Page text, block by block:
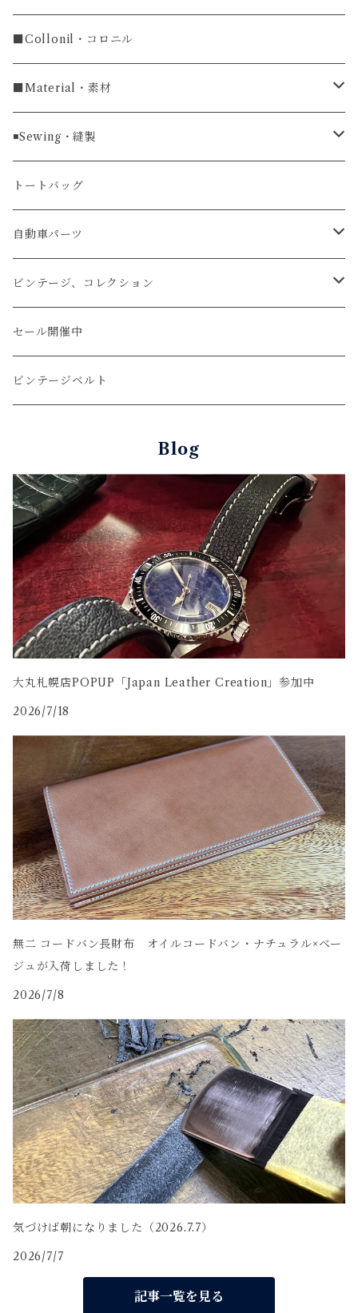
ラグ幅20mm
ラグ幅22mm
ラグ幅24mm
ラウンドファスナー長財布
小銭入れ
キーケース
時計ベルト
マネークリップ
腕時計
カードケース
マウスパッド
コインケース
キーホルダー
キーケース
コインケース
キーホルダー
ライターケース
レザーウォッチ
文字盤Mサイズ（φ33mm）
文字盤Sサイズ（φ26mm）
レザーウォレット
ロング
ショート
タバコケース
カードケース
ウォレットロープ
■Collonil・コロニル
■Material・素材
クロコダイル
パイソン
リザード
エレファント
ガルーシャ（エイ）
アリゲーター
コードバン
牛革
◾️Sewing・縫製
ハンドステッチ（手縫い）仕立て
ミシンステッチ仕立て
トートバッグ
自動車パーツ
ステアリング
シフトノブ
ビンテージ、コレクション
ウッドキーホルダー
ZIPPO/ジッポー・ライター
セール開催中
ビンテージベルト
Blog
大丸札幌店POPUP「Japan Leather Creation」参加中
2026/7/18
無二 コードバン長財布 オイルコードバン・ナチュラル×ベー
ジュが入荷しました！
2026/7/8
気づけば朝になりました（2026.7.7）
2026/7/7
記事一覧を見る